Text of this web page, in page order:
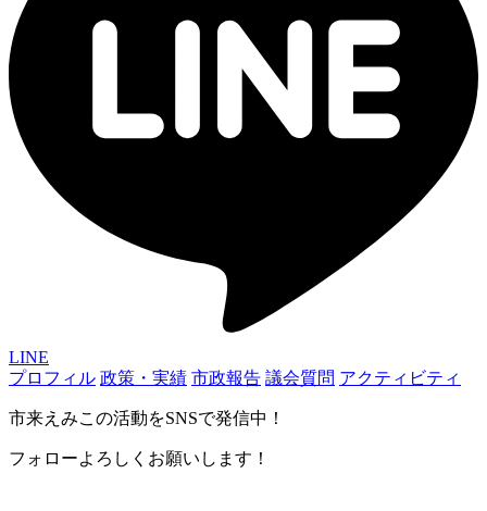
LINE
プロフィル 政策・実績 市政報告 議会質問 アクティビティ
市来えみこの活動をSNSで発信中！
フォローよろしくお願いします！